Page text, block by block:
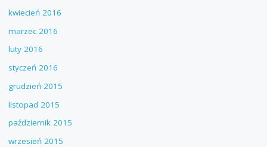
kwiecień 2016
marzec 2016
luty 2016
styczeń 2016
grudzień 2015
listopad 2015
październik 2015
wrzesień 2015